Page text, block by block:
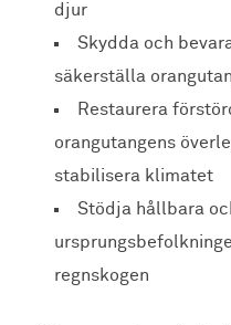
djur
Skydda och
säkerställa
Restaurera
orangutangens
stabilisera klimatet
Stödja hållbara
regnskogen